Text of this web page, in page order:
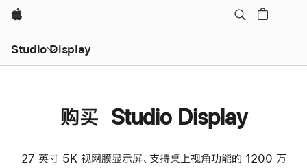
Apple
Studio Display
购买 Studio Display
27 英寸 5K 视网膜显示屏、支持桌上视角功能的 1200 万